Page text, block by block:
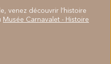
venez découvrir l’histoire
Musée Carnavalet - Histoire